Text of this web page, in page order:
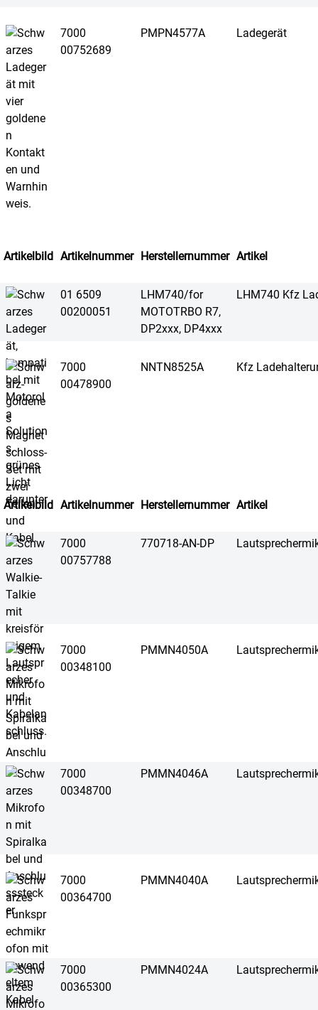
7000
00752689
PMPN4577A Ladegerät
Artikelbild Artikelnummer Herstellernummer Artikel
01 6509
00200051
LHM740/for
MOTOTRBO R7,
DP2xxx, DP4xxx
LHM740 Kfz
7000
00478900
NNTN8525A Kfz
Artikelbild Artikelnummer Herstellernummer Artikel
7000
00757788
770718-AN-DP
7000
00348100
PMMN4050A
7000
00348700
PMMN4046A
7000
00364700
PMMN4040A
7000
00365300
PMMN4024A